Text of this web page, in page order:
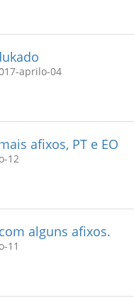
aprilo-04
afixos, PT e EO
12
alguns afixos.
11